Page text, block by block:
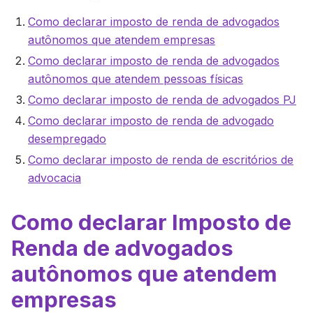
Como declarar imposto de renda de advogados
autônomos que atendem empresas
Como declarar imposto de renda de advogados
autônomos que atendem pessoas físicas
Como declarar imposto de renda de advogados PJ
Como declarar imposto de renda de advogado
desempregado
Como declarar imposto de renda de escritórios de
advocacia
Como declarar Imposto de
Renda de advogados
autônomos que atendem
empresas